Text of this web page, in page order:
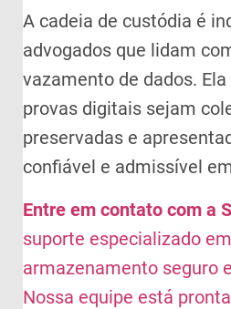
A cadeia de custódia é
advogados que lidam
vazamento de dados.
provas digitais sejam
preservadas e
confiável e admissível
Entre em contato com a
suporte especializado
armazenamento seguro
Nossa equipe está